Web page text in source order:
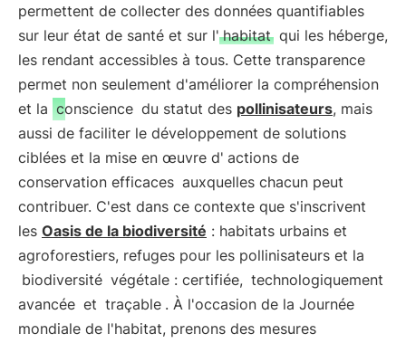
permettent de collecter des données quantifiables
sur leur état de santé et sur l' habitat qui les héberge,
les rendant accessibles à tous. Cette transparence
permet non seulement d'améliorer la compréhension
et la conscience du statut des pollinisateurs, mais
aussi de faciliter le développement de solutions
ciblées et la mise en œuvre d' actions de
conservation efficaces auxquelles chacun peut
contribuer. C'est dans ce contexte que s'inscrivent
les Oasis de la biodiversité : habitats urbains et
agroforestiers, refuges pour les pollinisateurs et la
biodiversité végétale : certifiée, technologiquement
avancée et traçable . À l'occasion de la Journée
mondiale de l'habitat, prenons des mesures